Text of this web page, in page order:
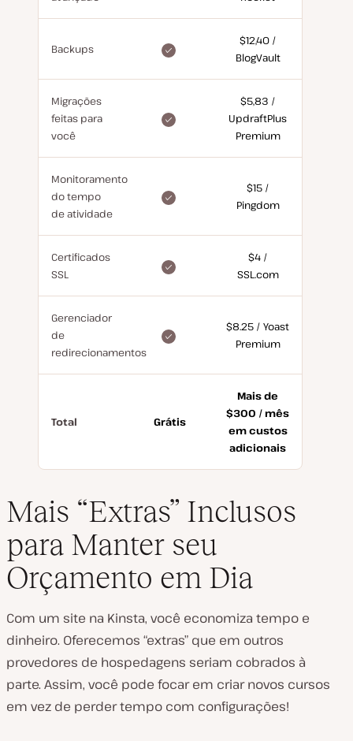
free
Backups
free
$12,40/
BlogVault
Migrações
feitas para
você
$5,83 /
UpdraftPlus
Premium
Monitoramento
do tempo
de atividade
$15/
Pingdom
Certificados
SSL
free
$4/
SSL.com
Gerenciador
de
redirecionamentos
$8.25 / Yoast
Premium
Total Grátis
Mais de
$300 / mês
em custos
adicionais
Mais “Extras” Inclusos
para Manter seu
Orçamento em Dia
Com um site na Kinsta, você economiza tempo e
dinheiro. Oferecemos “extras” que em outros
provedores de hospedagens seriam cobrados à
parte. Assim, você pode focar em criar novos cursos
em vez de perder tempo com configurações!